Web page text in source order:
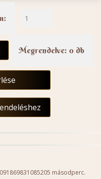
Megrendelve: 0 db
másodperc.